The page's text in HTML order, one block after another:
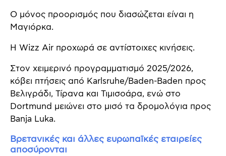
Ο μόνος προορισμός που διασώζεται είναι η
Μαγιόρκα.
Η Wizz Air προχωρά σε αντίστοιχες κινήσεις.
Στον χειμερινό προγραμματισμό 2025/2026,
κόβει πτήσεις από Karlsruhe/Baden-Baden προς
Βελιγράδι, Τίρανα και Τιμισοάρα, ενώ στο
Dortmund μειώνει στο μισό τα δρομολόγια προς
Banja Luka.
Βρετανικές και άλλες ευρωπαϊκές εταιρείες
αποσύρονται